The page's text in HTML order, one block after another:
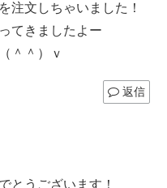
注文しちゃいました！
てきましたよー
＾＾）ｖ
返信
とうございます！